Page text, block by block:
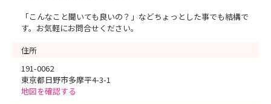
「こんなこと聞いても良いの？」などちょっとした事でも結構で
す。お気軽にお問合せください。
住所
191-0062
東京都日野市多摩平4-3-1
地図を確認する